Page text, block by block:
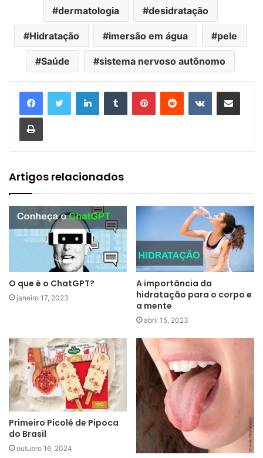
dermatologia desidratação
Hidratação imersão em água pele
Saúde sistema nervoso autônomo
Artigos relacionados
O que é o ChatGPT?
janeiro 17, 2023
A importância da
hidratação para o corpo e
a mente
abril 15, 2023
Primeiro Picolé de Pipoca
do Brasil
outubro 16, 2024